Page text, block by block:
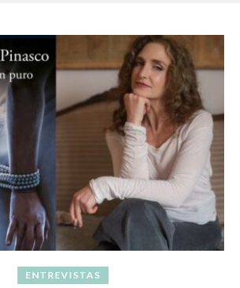
ENTREVISTAS